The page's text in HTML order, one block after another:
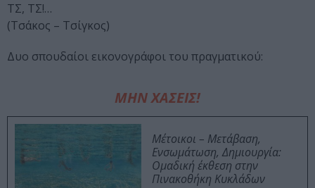
ΤΣ, ΤΣ!…
(Τσάκος – Τσίγκος)
Δυο σπουδαίοι εικονογράφοι του πραγματικού:
ΜΗΝ ΧΑΣΕΙΣ!
Μέτοικοι – Μετάβαση,
Ενσωμάτωση, Δημιουργία:
Ομαδική έκθεση στην
Πινακοθήκη Κυκλάδων